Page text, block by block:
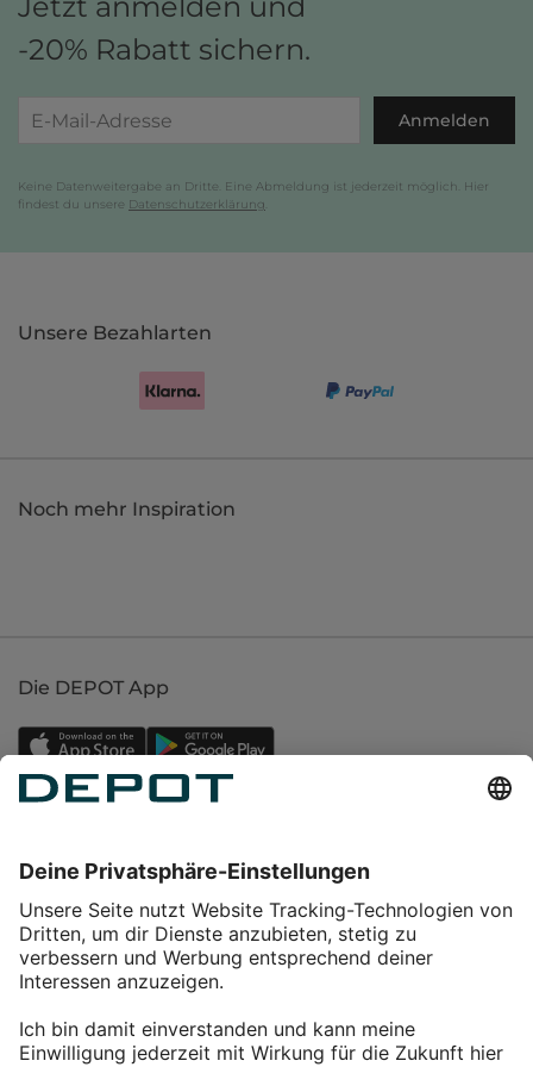
-20% Rabatt sichern.
Anmelden
Keine Datenweitergabe an Dritte. Eine Abmeldung ist jederzeit möglich. Hier
findest du unsere Datenschutzerklärung
Unsere Bezahlarten
Noch mehr Inspiration
Die DEPOT App
Service
Über DEPOT
Kontakt